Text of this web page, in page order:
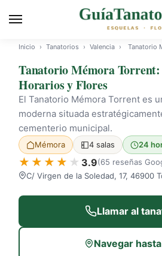
Inicio › Tanatorios › Valencia › Tanatorio
Tanatorio Mémora Torrent:
Horarios y Flores
El Tanatorio Mémora Torrent es
moderna situada
cementerio municipal.
Mémora 4 salas 24
3.9(65 reseñas
C/ Virgen de la Soledad, 17, 46900
Llamar al
Navegar